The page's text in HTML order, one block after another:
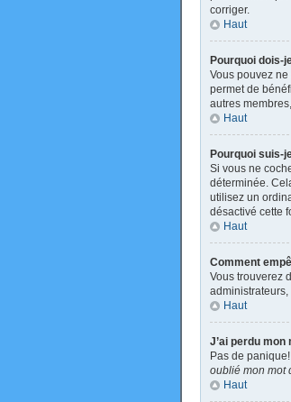
corriger.
Haut
Pourquoi dois-
Vous pouvez
permet de
autres
Haut
Pourquoi suis-
Si vous ne
déterminée.
utilisez un
désactivé cette
Haut
Comment
Vous trouverez
Haut
J’ai perdu mon
Pas de
oublié mon mot
Haut